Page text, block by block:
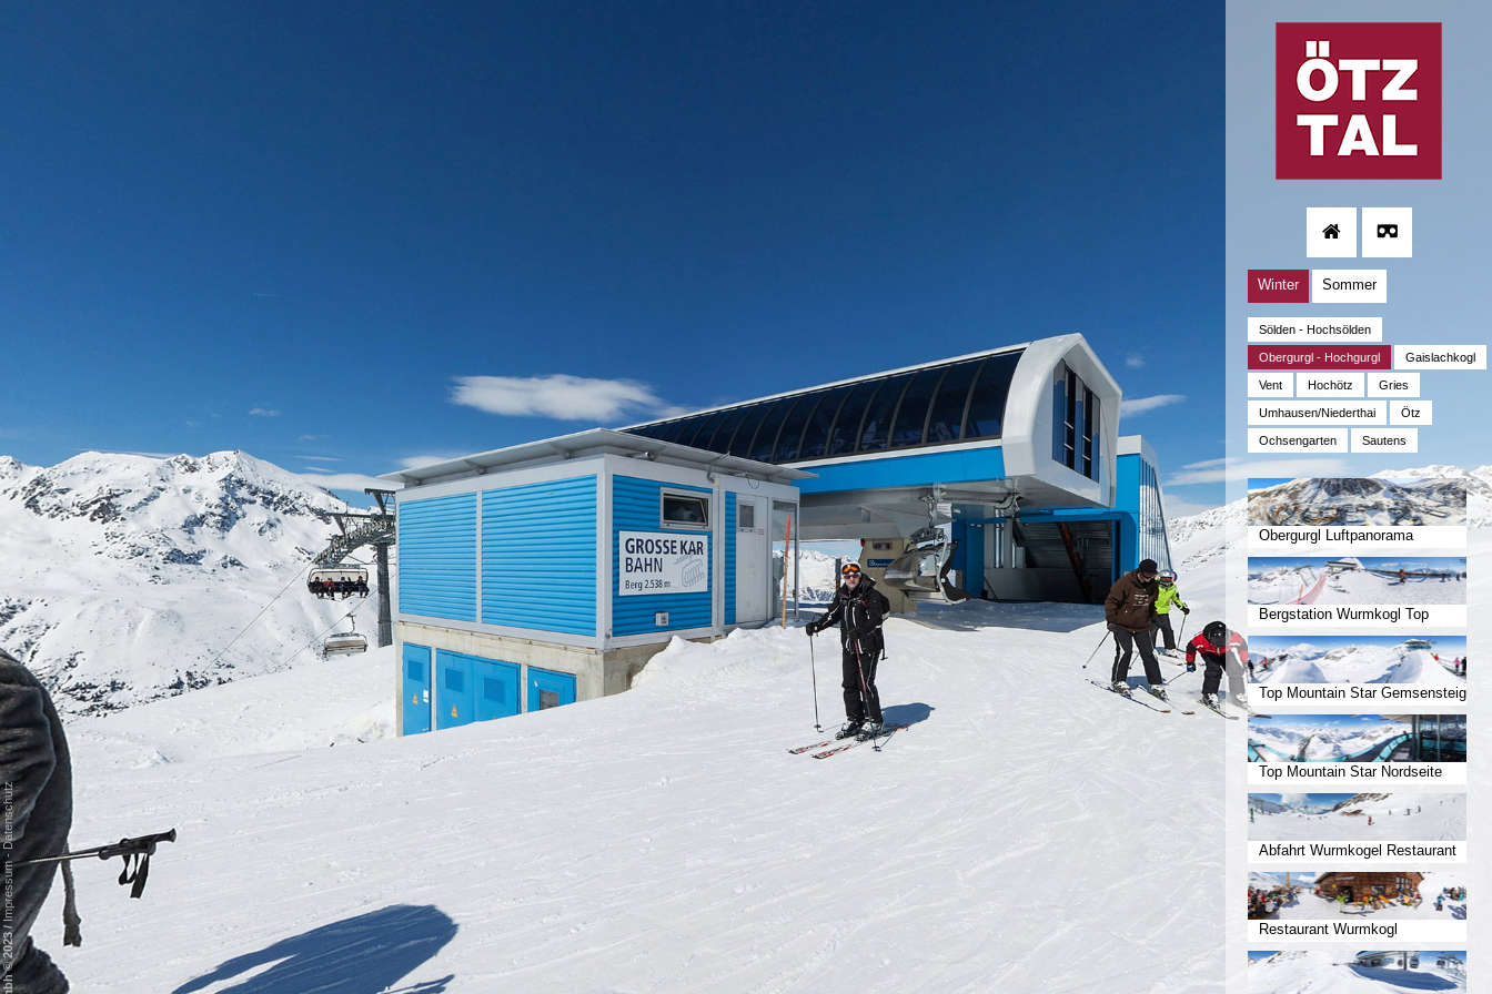
Winter Sommer
Sölden - Hochsölden
Obergurgl - Hochgurgl Gaislachkogl
Vent Hochötz Gries
Umhausen/Niederthai Ötz
Ochsengarten Sautens
Obergurgl Luftpanorama
Bergstation Wurmkogl Top
Mountai
Top Mountain Star Gemsensteig
Top Mountain Star Nordseite
Abfahrt Wurmkogel Restaurant
Restaurant Wurmkogl
/
Impressum
-
Datenschutz